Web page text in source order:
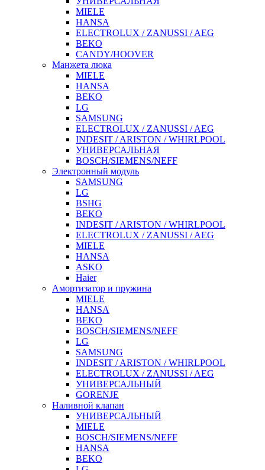
MIELE
HANSA
ELECTROLUX / ZANUSSI / AEG
BEKO
CANDY/HOOVER
Манжета люка
MIELE
HANSA
BEKO
LG
SAMSUNG
ELECTROLUX / ZANUSSI / AEG
INDESIT / ARISTON / WHIRLPOOL
УНИВЕРСАЛЬНАЯ
BOSCH/SIEMENS/NEFF
Электронный модуль
SAMSUNG
LG
BSHG
BEKO
INDESIT / ARISTON / WHIRLPOOL
ELECTROLUX / ZANUSSI / AEG
MIELE
HANSA
ASKO
Haier
Амортизатор и пружина
MIELE
HANSA
BEKO
BOSCH/SIEMENS/NEFF
LG
SAMSUNG
INDESIT / ARISTON / WHIRLPOOL
ELECTROLUX / ZANUSSI / AEG
УНИВЕРСАЛЬНЫЙ
GORENJE
Наливной клапан
УНИВЕРСАЛЬНЫЙ
MIELE
BOSCH/SIEMENS/NEFF
HANSA
BEKO